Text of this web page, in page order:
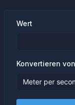
Wert
Konvertieren